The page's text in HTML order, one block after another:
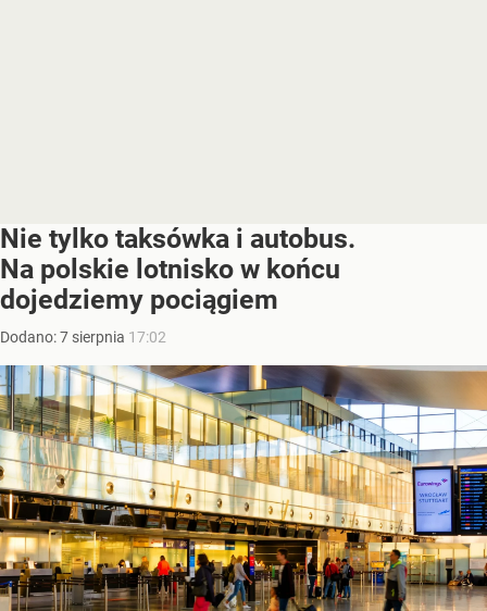
Nie tylko taksówka i autobus.
Na polskie lotnisko w końcu
dojedziemy pociągiem
Dodano:7 sierpnia 17:02